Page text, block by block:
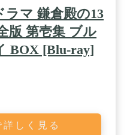
ラマ 鎌倉殿の13
版 第壱集 ブル
BOX [Blu-ray]
しく見る